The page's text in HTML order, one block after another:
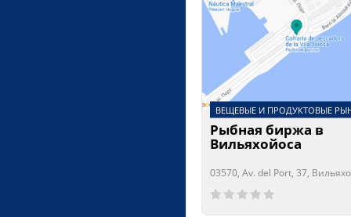
ВЕЩЕВЫЕ И ПРОДУКТОВЫЕ
Рыбная биржа в
Вильяхойоса
03570, Av. del Port, 37,
Сейчас открыто!
Сейчас закрыто!